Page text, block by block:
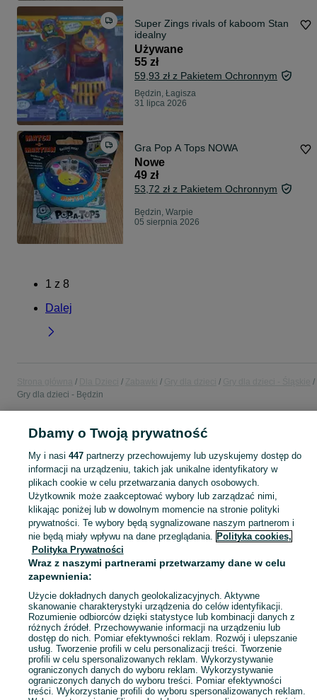
Super Zings rivals of kaboom Stan
idealny
Używane
55 zł
59,93 zł z Pakietem Ochronnym
Będzin, Łagisza
31 lipca 2026
Gra Pop A Tops NOWA
Nowe
49 zł
53,72 zł z Pakietem Ochronnym
Będzin, Warpie
05 sierpnia 2026
1 z 8
Dalej
Gry dla dzieci - Będzin
POLSKA » ŚLĄSKIE » BĘDZIN
KATEGORIA
domek ogrodowy dla dzieci, basen z kulkami , zabawki ogrodowe, zabawki
Zobacz
Mapa kategorii
Mapa miejscowości
Mapa ministron
Popularne wyszukiwania
Dbamy o Twoją prywatność
My i nasi 447partnerzy przechowujemy lub uzyskujemy dostęp do
informacji na urządzeniu, takich jak unikalne identyfikatory w
plikach cookie w celu przetwarzania danych osobowych.
Użytkownik może zaakceptować wybory lub zarządzać nimi,
klikając poniżej lub w dowolnym momencie na stronie polityki
prywatności. Te wybory będą sygnalizowane naszym partnerom i
nie będą miały wpływu na dane przeglądania. Polityka cookies,
Polityka Prywatności
Wraz z naszymi partnerami przetwarzamy dane w celu
zapewnienia:
Użycie dokładnych danych geolokalizacyjnych. Aktywne
skanowanie charakterystyki urządzenia do celów identyfikacji.
Rozumienie odbiorców dzięki statystyce lub kombinacji danych z
różnych źródeł. Przechowywanie informacji na urządzeniu lub
dostęp do nich. Pomiar efektywności reklam. Rozwój i ulepszanie
usług. Tworzenie profili w celu personalizacji treści. Tworzenie
profili w celu spersonalizowanych reklam. Wykorzystywanie
ograniczonych danych do wyboru reklam. Wykorzystywanie
ograniczonych danych do wyboru treści. Pomiar efektywności
treści. Wykorzystanie profili do wyboru spersonalizowanych reklam.